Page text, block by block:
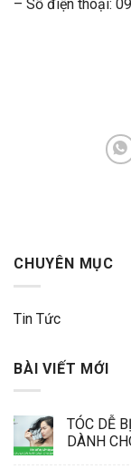
– Số điện thoại:
CHUYÊN MỤC
Tin Tức
BÀI VIẾT MỚI
TÓC DỄ
DÀNH